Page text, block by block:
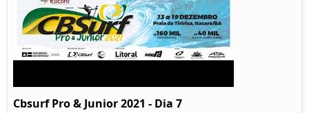
Cbsurf Pro & Junior 2021 - Dia 7